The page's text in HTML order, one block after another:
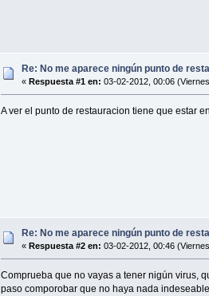
Re: No me aparece ningún punto de
« Respuesta #1 en: 03-02-2012, 00:06
A ver el punto de restauracion tiene que estar
Re: No me aparece ningún punto de
« Respuesta #2 en: 03-02-2012, 00:46
Comprueba que no vayas a tener nigún virus,
paso comporobar que no haya nada